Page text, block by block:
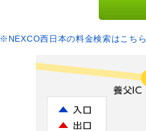
※NEXCO西日本の料金検索はこちら